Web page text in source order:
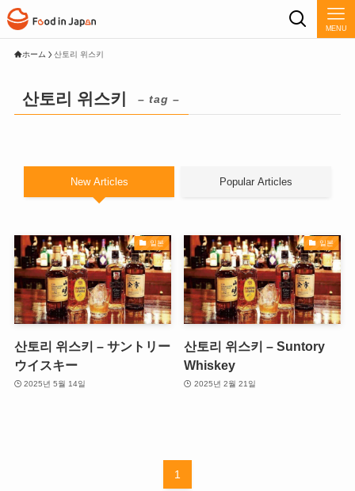
MENU
ホーム 산토리 위스키
산토리 위스키 – tag –
New Articles Popular Articles
일본
산토리 위스키 – サントリー
ウイスキー
2025년 5월 14일
일본
산토리 위스키 – Suntory
Whiskey
2025년 2월 21일
1